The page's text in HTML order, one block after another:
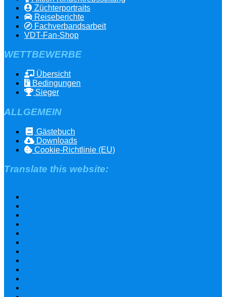
Züchterportraits
Reiseberichte
Fachverbandsarbeit
VDT-Fan-Shop
WETTBEWERBE
Übersicht
Bedingungen
Sieger
ALLGEMEIN
Gästebuch
Downloads
Cookie-Richtlinie (EU)
Translate this website: